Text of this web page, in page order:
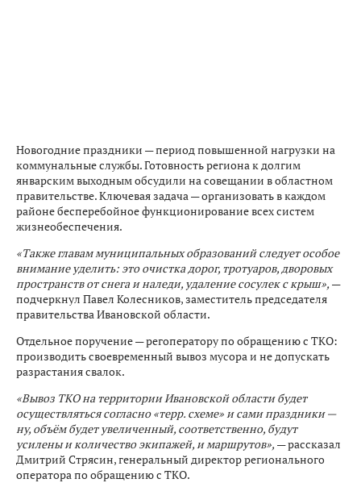
Новогодние праздники — период повышенной нагрузки на
коммунальные службы. Готовность региона к долгим
январским выходным обсудили на совещании в областном
правительстве. Ключевая задача — организовать в каждом
районе бесперебойное функционирование всех систем
жизнеобеспечения.
«Также главам муниципальных образований следует особое
внимание уделить: это очистка дорог, тротуаров, дворовых
пространств от снега и наледи, удаление сосулек с крыш», —
подчеркнул Павел Колесников, заместитель председателя
правительства Ивановской области.
Отдельное поручение — регоператору по обращению с ТКО:
производить своевременный вывоз мусора и не допускать
разрастания свалок.
«Вывоз ТКО на территории Ивановской области будет
осуществляться согласно «терр. схеме» и сами праздники —
ну, объём будет увеличенный, соответственно, будут
усилены и количество экипажей, и маршрутов», — рассказал
Дмитрий Стрясин, генеральный директор регионального
оператора по обращению с ТКО.